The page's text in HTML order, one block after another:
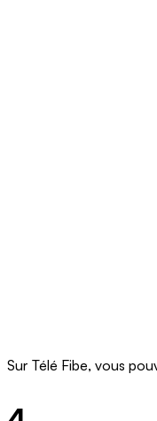
Sur Télé Fibe, vous